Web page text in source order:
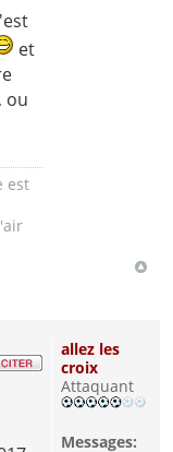
et
ou
est
allez les
croix
Attaquant
Messages: